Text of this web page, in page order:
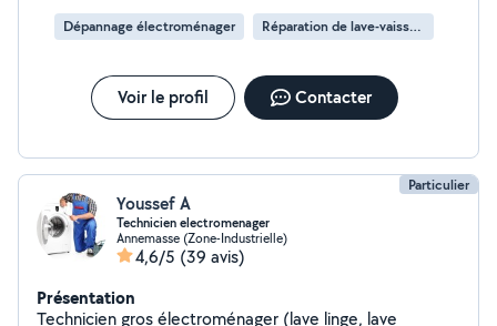
Dépannage électroménager Réparation de lave-vaisselle
Voir le profil Contacter
Particulier
Youssef A
Technicien electromenager
Annemasse (Zone-Industrielle)
4,6/5 (39 avis)
Présentation
Technicien gros électroménager (lave linge, lave